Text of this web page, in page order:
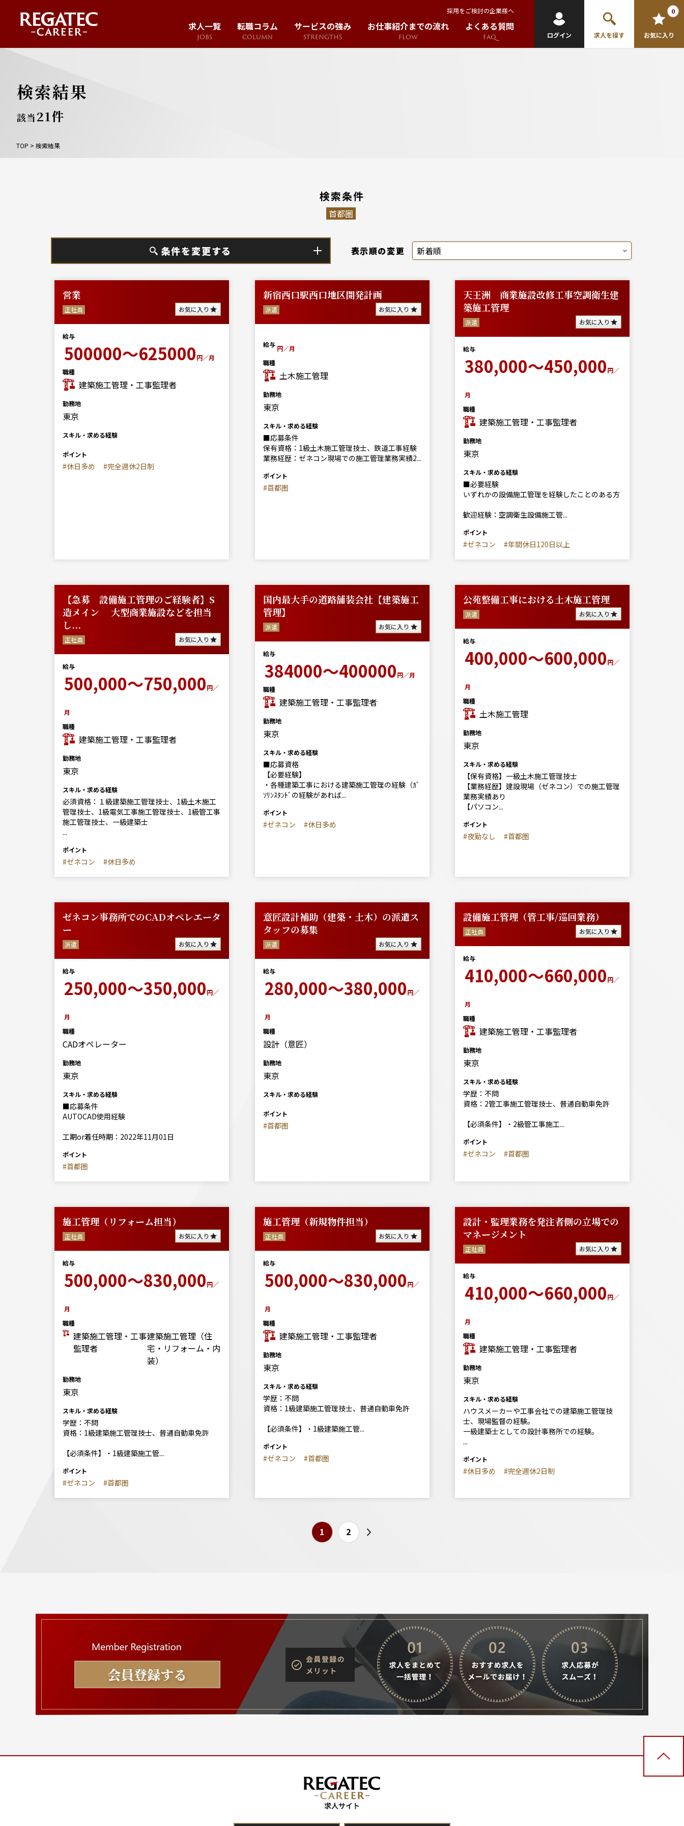
採用をご検討の企業様へ
求人一覧
JOBS
転職コラム
COLUMN
サービスの強み
STRENGTHS
お仕事紹介までの流れ
FLOW
よくある質問
FAQ ログイン 求人を探す お気に入り
0
検索結果
該当21件
TOP > 検索結果
検索条件
首都圏
条件を変更する 表示順の変更
営業
正社員 お気に入り
給与
500000～625000円／月
職種
建築施工管理・工事監理者
勤務地
東京
スキル・求める経験
ポイント
#休日多め #完全週休2日制
新宿西口駅西口地区開発計画
派遣 お気に入り
給与 円／月
職種
土木施工管理
勤務地
東京
スキル・求める経験
■応募条件
保有資格：1級土木施工管理技士、鉄道工事経験
業務経歴：ゼネコン現場での施工管理業務実績2...
ポイント
#首都圏
天王洲 商業施設改修工事空調衛生建
築施工管理
派遣 お気に入り
給与
380,000～450,000円／
月
職種
建築施工管理・工事監理者
勤務地
東京
スキル・求める経験
■必要経験
いずれかの設備施工管理を経験したことのある方
歓迎経験：空調衛生設備施工管...
ポイント
#ゼネコン #年間休日120日以上
【急募 設備施工管理のご経験者】S
造メイン 大型商業施設などを担当
し...
正社員 お気に入り
給与
500,000～750,000円／
月
職種
建築施工管理・工事監理者
勤務地
東京
スキル・求める経験
必須資格：１級建築施工管理技士、1級土木施工
管理技士、1級電気工事施工管理技士、1級管工事
施工管理技士、一級建築士
...
ポイント
#ゼネコン #休日多め
国内最大手の道路舗装会社【建築施工
管理】
派遣 お気に入り
給与
384000～400000円／月
職種
建築施工管理・工事監理者
勤務地
東京
スキル・求める経験
■応募資格
【必要経験】
・各種建築工事における建築施工管理の経験（ｶﾞ
ｿﾘﾝｽﾀﾝﾄﾞの経験があれば...
ポイント
#ゼネコン #休日多め
公苑整備工事における土木施工管理
派遣 お気に入り
給与
400,000～600,000円／
月
職種
土木施工管理
勤務地
東京
スキル・求める経験
【保有資格】一級土木施工管理技士
【業務経歴】建設現場（ゼネコン）での施工管理
業務実績あり
【パソコン...
ポイント
#夜勤なし #首都圏
ゼネコン事務所でのCADオペレエータ
ー
派遣 お気に入り
給与
250,000～350,000円／
月
職種
CADオペレーター
勤務地
東京
スキル・求める経験
■応募条件
AUTOCAD使用経験
工期or着任時期：2022年11月01日
ポイント
#首都圏
意匠設計補助（建築・土木）の派遣ス
タッフの募集
派遣 お気に入り
給与
280,000～380,000円／
月
職種
設計（意匠）
勤務地
東京
スキル・求める経験
ポイント
#首都圏
設備施工管理（管工事/巡回業務）
正社員 お気に入り
給与
410,000～660,000円／
月
職種
建築施工管理・工事監理者
勤務地
東京
スキル・求める経験
学歴：不問
資格：2管工事施工管理技士、普通自動車免許
【必須条件】・2級管工事施工...
ポイント
#ゼネコン #首都圏
施工管理（リフォーム担当）
正社員 お気に入り
給与
500,000～830,000円／
月
職種
建築施工管理・工事
監理者
建築施工管理（住
宅・リフォーム・内
装）
勤務地
東京
スキル・求める経験
学歴：不問
資格：1級建築施工管理技士、普通自動車免許
【必須条件】・1級建築施工管...
ポイント
#ゼネコン #首都圏
施工管理（新規物件担当）
正社員 お気に入り
給与
500,000～830,000円／
月
職種
建築施工管理・工事監理者
勤務地
東京
スキル・求める経験
学歴：不問
資格：1級建築施工管理技士、普通自動車免許
【必須条件】・1級建築施工管...
ポイント
#ゼネコン #首都圏
設計・監理業務を発注者側の立場での
マネージメント
正社員 お気に入り
給与
410,000～660,000円／
月
職種
建築施工管理・工事監理者
勤務地
東京
スキル・求める経験
ハウスメーカーや工事会社での建築施工管理技
士、現場監督の経験。
一級建築士としての設計事務所での経験。
...
ポイント
#休日多め #完全週休2日制
1 2